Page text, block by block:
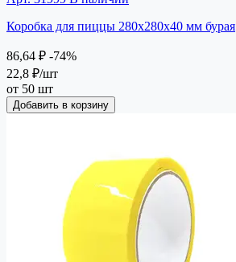
Коробка для пиццы 280х280х40 мм бурая
86,64 ₽ -74%
22,8 ₽/шт
от 50 шт
Добавить в корзину